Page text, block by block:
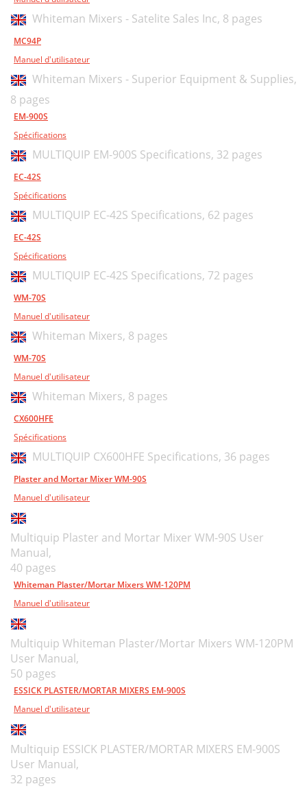
Whiteman Mixers - Satelite Sales Inc, 8 pages
MC94P
Manuel d'utilisateur
Whiteman Mixers - Superior Equipment & Supplies,
8 pages
EM-900S
Spécifications
MULTIQUIP EM-900S Specifications, 32 pages
EC-42S
Spécifications
MULTIQUIP EC-42S Specifications, 62 pages
EC-42S
Spécifications
MULTIQUIP EC-42S Specifications, 72 pages
WM-70S
Manuel d'utilisateur
Whiteman Mixers, 8 pages
WM-70S
Manuel d'utilisateur
Whiteman Mixers, 8 pages
CX600HFE
Spécifications
MULTIQUIP CX600HFE Specifications, 36 pages
Plaster and Mortar Mixer WM-90S
Manuel d'utilisateur
Multiquip Plaster and Mortar Mixer WM-90S User
Manual,
40 pages
Whiteman Plaster/Mortar Mixers WM-120PM
Manuel d'utilisateur
Multiquip Whiteman Plaster/Mortar Mixers WM-120PM
User Manual,
50 pages
ESSICK PLASTER/MORTAR MIXERS EM-900S
Manuel d'utilisateur
Multiquip ESSICK PLASTER/MORTAR MIXERS EM-900S
User Manual,
32 pages